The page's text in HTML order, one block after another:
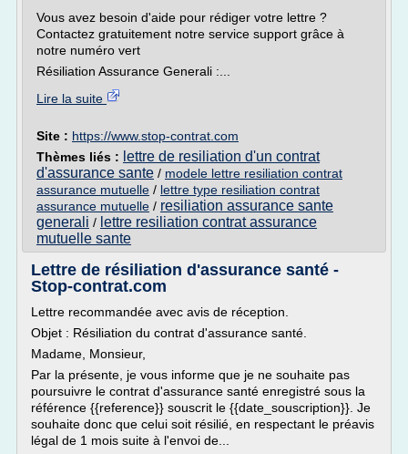
Vous avez besoin d'aide pour rédiger votre lettre ?
Contactez gratuitement notre service support grâce à
notre numéro vert
Résiliation Assurance Generali :...
Lire la suite
Site : https://www.stop-contrat.com
Thèmes liés : lettre de resiliation d'un contrat
d'assurance sante / modele lettre resiliation contrat
assurance mutuelle / lettre type resiliation contrat
assurance mutuelle / resiliation assurance sante
generali / lettre resiliation contrat assurance
mutuelle sante
Lettre de résiliation d'assurance santé -
Stop-contrat.com
Lettre recommandée avec avis de réception.
Objet : Résiliation du contrat d'assurance santé.
Madame, Monsieur,
Par la présente, je vous informe que je ne souhaite pas
poursuivre le contrat d'assurance santé enregistré sous la
référence {{reference}} souscrit le {{date_souscription}}. Je
souhaite donc que celui soit résilié, en respectant le préavis
légal de 1 mois suite à l'envoi de...